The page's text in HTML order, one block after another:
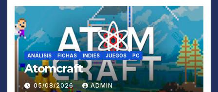
ANÁLISIS FICHAS INDIES JUEGOS PC
Atomcraft
05/08/2026 ADMIN